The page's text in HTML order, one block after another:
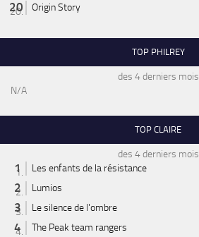
Origin Story
TOP PHILREY
des 4 derniers mois
N/A
TOP CLAIRE
des 4 derniers mois
Les enfants de la résistance
Lumios
Le silence de l'ombre
The Peak team rangers